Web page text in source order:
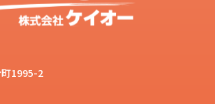
1995-2